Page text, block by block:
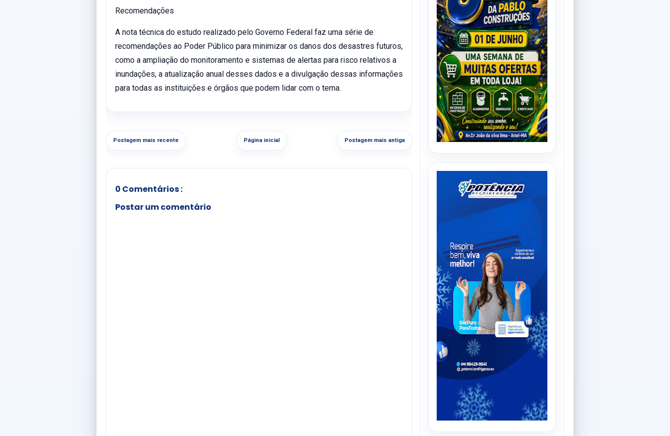
Recomendações
A nota técnica do estudo realizado pelo Governo Federal faz uma série de
recomendações ao Poder Público para minimizar os danos dos desastres futuros,
como a ampliação do monitoramento e sistemas de alertas para risco relativos a
inundações, a atualização anual desses dados e a divulgação dessas informações
para todas as instituições e órgãos que podem lidar com o tema.
Postagem mais recente Postagem mais antiga
Página inicial
0 Comentários :
Postar um comentário